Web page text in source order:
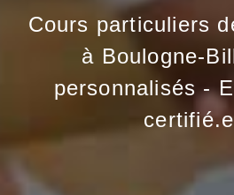
Cours particuliers
à Boulogne-
personnalisés -